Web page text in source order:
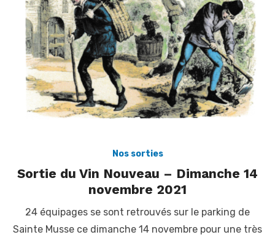
Nos sorties
Sortie du Vin Nouveau – Dimanche 14
novembre 2021
24 équipages se sont retrouvés sur le parking de
Sainte Musse ce dimanche 14 novembre pour une très